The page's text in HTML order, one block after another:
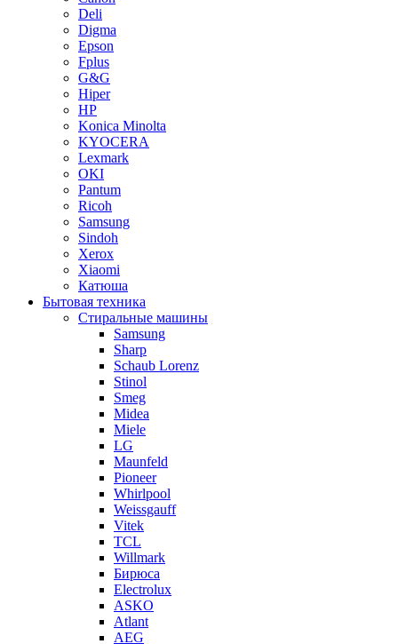
Deli
Digma
Epson
Fplus
G&G
Hiper
HP
Konica Minolta
KYOCERA
Lexmark
OKI
Pantum
Ricoh
Samsung
Sindoh
Xerox
Xiaomi
Катюша
Бытовая техника
Стиральные машины
Samsung
Sharp
Schaub Lorenz
Stinol
Smeg
Midea
Miele
LG
Maunfeld
Pioneer
Whirlpool
Weissgauff
Vitek
TCL
Willmark
Бирюса
Electrolux
ASKO
Atlant
AEG